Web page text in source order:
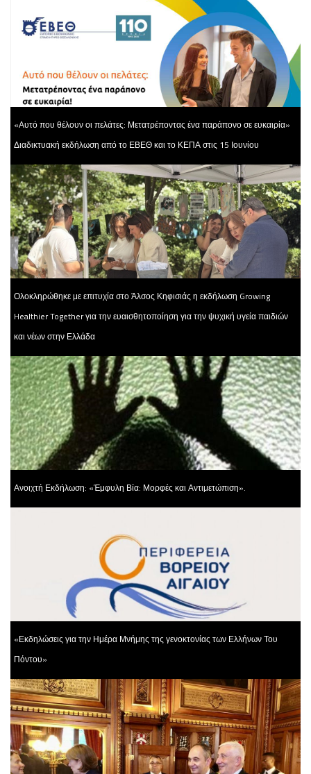
«Αυτό που θέλουν οι πελάτες: Μετατρέποντας ένα παράπονο σε ευκαιρία»
Διαδικτυακή εκδήλωση από το ΕΒΕΘ και το ΚΕΠΑ στις 15 Ιουνίου
Ολοκληρώθηκε με επιτυχία στο Άλσος Κηφισιάς η εκδήλωση Growing
Healthier Together για την ευαισθητοποίηση για την ψυχική υγεία παιδιών
και νέων στην Ελλάδα
Ανοιχτή Εκδήλωση: «Έμφυλη Βία: Μορφές και Αντιμετώπιση».
«Εκδηλώσεις για την Ημέρα Μνήμης της γενοκτονίας των Ελλήνων Του
Πόντου»